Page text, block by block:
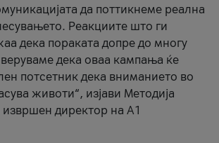
да поттикнеме реална
Реакциите што ги
дека пораката допре до многу
дека оваа кампања ќе
потсетник дека вниманието во
животи“, изјави Методија
директор на А1